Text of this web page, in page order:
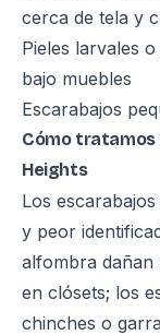
cerca de tela y
Pieles larvales
bajo muebles
Escarabajos
Cómo tratamos
Heights
Los
y peor
alfombra dañan
en clósets; los
chinches o